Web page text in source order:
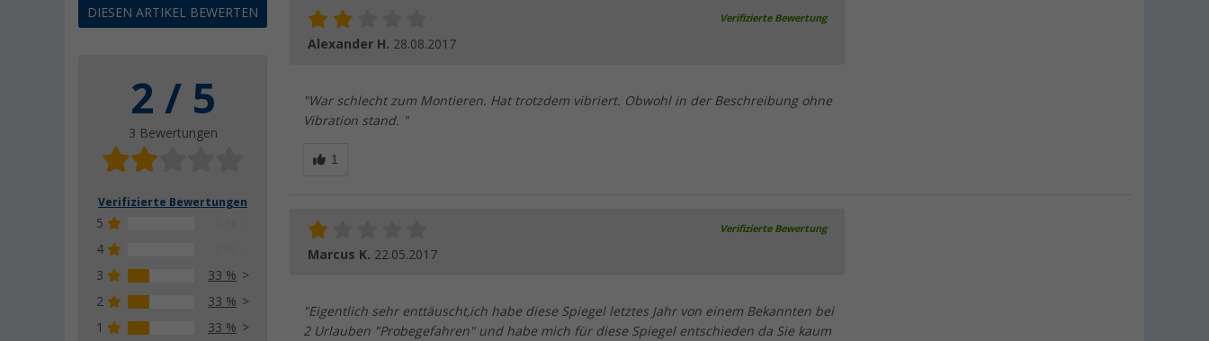
DIESEN ARTIKEL BEWERTEN
2 / 5
3 Bewertungen
Verifizierte Bewertungen
5
4
3
33 %
2
33 %
1
33 %
Verifizierte Bewertung
Alexander H. 28.08.2017
"War schlecht zum Montieren. Hat trotzdem vibriert. Obwohl in der Beschreibung ohne
Vibration stand. "
Verifizierte Bewertung
Marcus K. 22.05.2017
"Eigentlich sehr enttäuscht,ich habe diese Spiegel letztes Jahr von einem Bekannten bei
2 Urlauben "Probegefahren" und habe mich für diese Spiegel entschieden da Sie kaum